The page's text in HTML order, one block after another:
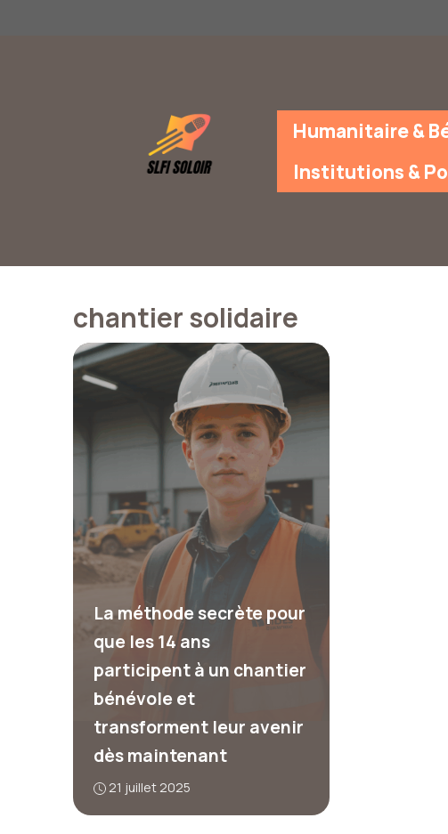
Humanitaire &
Institutions &
chantier solidaire
La méthode secrète pour
que les 14 ans
participent à un chantier
bénévole et
transforment leur avenir
dès maintenant
21 juillet 2025